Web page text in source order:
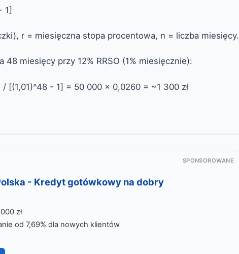
1]
r = miesięczna stopa procentowa, n = liczba miesięcy.
48 miesięcy przy 12% RRSO (1% miesięcznie):
[(1,01)^48 - 1] = 50 000 × 0,0260 = ~1 300 zł
SPONSOROWANE
- Kredyt gotówkowy na dobry
zł
od 7,69% dla nowych klientów